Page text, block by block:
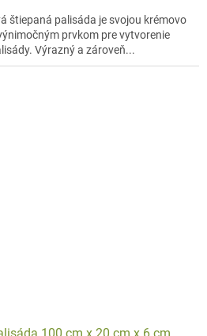
štiepaná palisáda je svojou krémovo
prvkom pre vytvorenie
Výrazný a zároveň...
100 cm x 20 cm x 6 cm